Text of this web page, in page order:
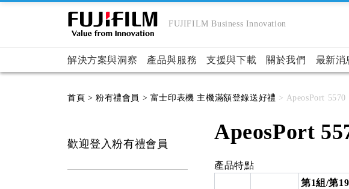
FUJIFILM Business Innovation
解決方案與洞察 產品與服務 支援與下載 關於我們 最新消
首頁 > 粉有禮會員 > 富士印表機 主機滿額登錄送好禮 > ApeosPort 5570
ApeosPort
產品特點
第1組/第
歡迎登入粉有禮會員